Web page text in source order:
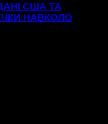
США ТА
НАВКОЛО